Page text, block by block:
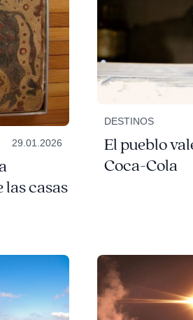
29.01.2026
las casas
DESTINOS
El pueblo
Coca-Cola